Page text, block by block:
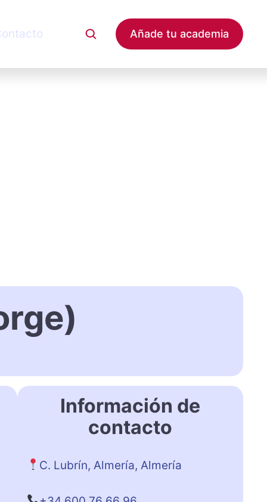
Añade tu academia
Información de
contacto
C. Lubrín, Almería, Almería